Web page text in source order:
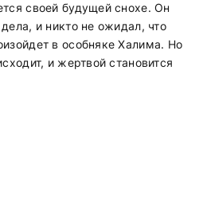
своей будущей снохе. Он
и никто не ожидал, что
в особняке Халима. Но
и жертвой становится